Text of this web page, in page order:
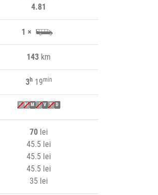
4.81
1 ×
143 km
3h19min
L M M J V S D
70lei
45.5 lei
45.5 lei
45.5 lei
35 lei